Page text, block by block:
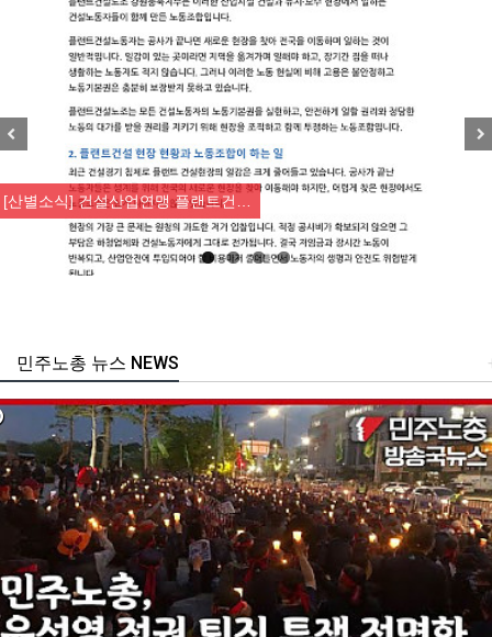
[산별소식] 건설산업연맹 플랜트건…
주노총 뉴스 NEWS